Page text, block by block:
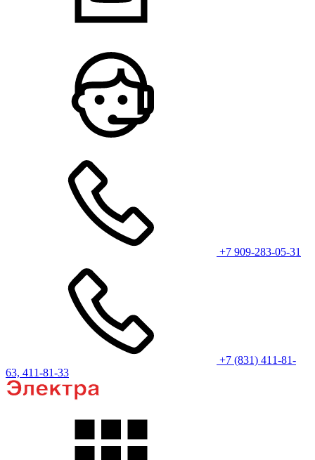
+7 909-283-05-31
+7 (831) 411-81-
63, 411-81-33